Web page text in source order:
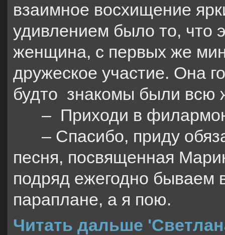
взаимное восхищение
удивлением было то, что
женщина, с первых же
дружеское участие. Она
будто знакомы были всю
– Приходи в
– Спасибо, приду
песня, посвященная
подряд ежегодно бываем
параплане, а я пою.
Читать дальше